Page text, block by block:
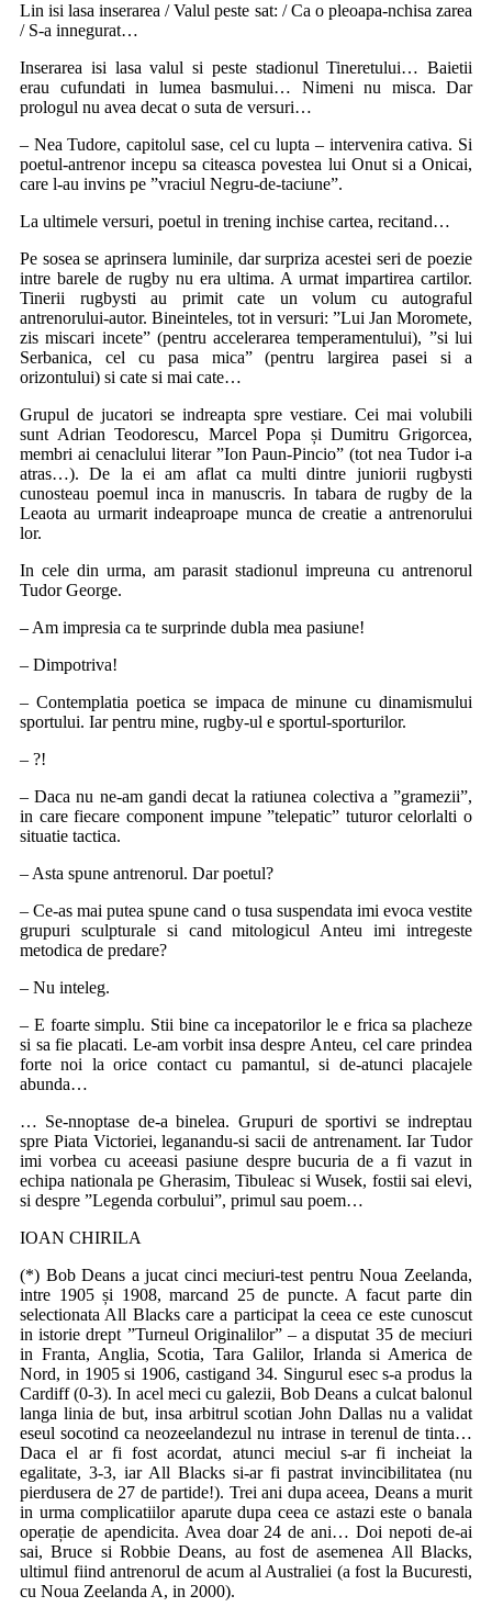
Lin isi lasa inserarea / Valul peste sat: / Ca o pleoapa-nchisa zarea
/ S-a innegurat…
Inserarea isi lasa valul si peste stadionul Tineretului… Baietii
erau cufundati in lumea basmului… Nimeni nu misca. Dar
prologul nu avea decat o suta de versuri…
– Nea Tudore, capitolul sase, cel cu lupta – intervenira cativa. Si
poetul-antrenor incepu sa citeasca povestea lui Onut si a Onicai,
care l-au invins pe ”vraciul Negru-de-taciune”.
La ultimele versuri, poetul in trening inchise cartea, recitand…
Pe sosea se aprinsera luminile, dar surpriza acestei seri de poezie
intre barele de rugby nu era ultima. A urmat impartirea cartilor.
Tinerii rugbysti au primit cate un volum cu autograful
antrenorului-autor. Bineinteles, tot in versuri: ”Lui Jan Moromete,
zis miscari incete” (pentru accelerarea temperamentului), ”si lui
Serbanica, cel cu pasa mica” (pentru largirea pasei si a
orizontului) si cate si mai cate…
Grupul de jucatori se indreapta spre vestiare. Cei mai volubili
sunt Adrian Teodorescu, Marcel Popa și Dumitru Grigorcea,
membri ai cenaclului literar ”Ion Paun-Pincio” (tot nea Tudor i-a
atras…). De la ei am aflat ca multi dintre juniorii rugbysti
cunosteau poemul inca in manuscris. In tabara de rugby de la
Leaota au urmarit indeaproape munca de creatie a antrenorului
lor.
In cele din urma, am parasit stadionul impreuna cu antrenorul
Tudor George.
– Am impresia ca te surprinde dubla mea pasiune!
– Dimpotriva!
– Contemplatia poetica se impaca de minune cu dinamismului
sportului. Iar pentru mine, rugby-ul e sportul-sporturilor.
– ?!
– Daca nu ne-am gandi decat la ratiunea colectiva a ”gramezii”,
in care fiecare component impune ”telepatic” tuturor celorlalti o
situatie tactica.
– Asta spune antrenorul. Dar poetul?
– Ce-as mai putea spune cand o tusa suspendata imi evoca vestite
grupuri sculpturale si cand mitologicul Anteu imi intregeste
metodica de predare?
– Nu inteleg.
– E foarte simplu. Stii bine ca incepatorilor le e frica sa placheze
si sa fie placati. Le-am vorbit insa despre Anteu, cel care prindea
forte noi la orice contact cu pamantul, si de-atunci placajele
abunda…
… Se-nnoptase de-a binelea. Grupuri de sportivi se indreptau
spre Piata Victoriei, leganandu-si sacii de antrenament. Iar Tudor
imi vorbea cu aceeasi pasiune despre bucuria de a fi vazut in
echipa nationala pe Gherasim, Tibuleac si Wusek, fostii sai elevi,
si despre ”Legenda corbului”, primul sau poem…
IOAN CHIRILA
(*) Bob Deans a jucat cinci meciuri-test pentru Noua Zeelanda,
intre 1905 și 1908, marcand 25 de puncte. A facut parte din
selectionata All Blacks care a participat la ceea ce este cunoscut
in istorie drept ”Turneul Originalilor” – a disputat 35 de meciuri
in Franta, Anglia, Scotia, Tara Galilor, Irlanda si America de
Nord, in 1905 si 1906, castigand 34. Singurul esec s-a produs la
Cardiff (0-3). In acel meci cu galezii, Bob Deans a culcat balonul
langa linia de but, insa arbitrul scotian John Dallas nu a validat
eseul socotind ca neozeelandezul nu intrase in terenul de tinta…
Daca el ar fi fost acordat, atunci meciul s-ar fi incheiat la
egalitate, 3-3, iar All Blacks si-ar fi pastrat invincibilitatea (nu
pierdusera de 27 de partide!). Trei ani dupa aceea, Deans a murit
in urma complicatiilor aparute dupa ceea ce astazi este o banala
operație de apendicita. Avea doar 24 de ani… Doi nepoti de-ai
sai, Bruce si Robbie Deans, au fost de asemenea All Blacks,
ultimul fiind antrenorul de acum al Australiei (a fost la Bucuresti,
cu Noua Zeelanda A, in 2000).